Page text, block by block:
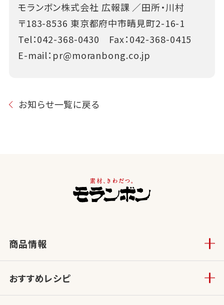
モランボン株式会社 広報課 ／田所・川村
〒183-8536 東京都府中市晴見町2-16-1
Tel：042-368-0430 Fax：042-368-0415
E-mail： pr@moranbong.co.jp
お知らせ一覧に戻る
商品情報
おすすめレシピ